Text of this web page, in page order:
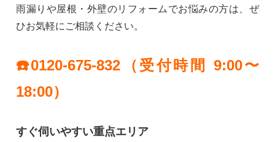
雨漏りや屋根・外壁のリフォームでお悩みの方は、ぜ
ひお気軽にご相談ください。
☎️0120-675-832（受付時間 9:00〜
18:00）
すぐ伺いやすい重点エリア